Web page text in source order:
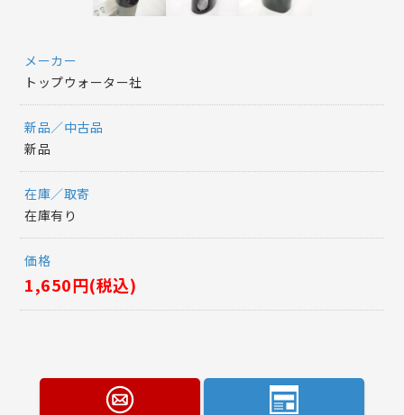
メーカー
トップウォーター社
新品／中古品
新品
在庫／取寄
在庫有り
価格
1,650円(税込)